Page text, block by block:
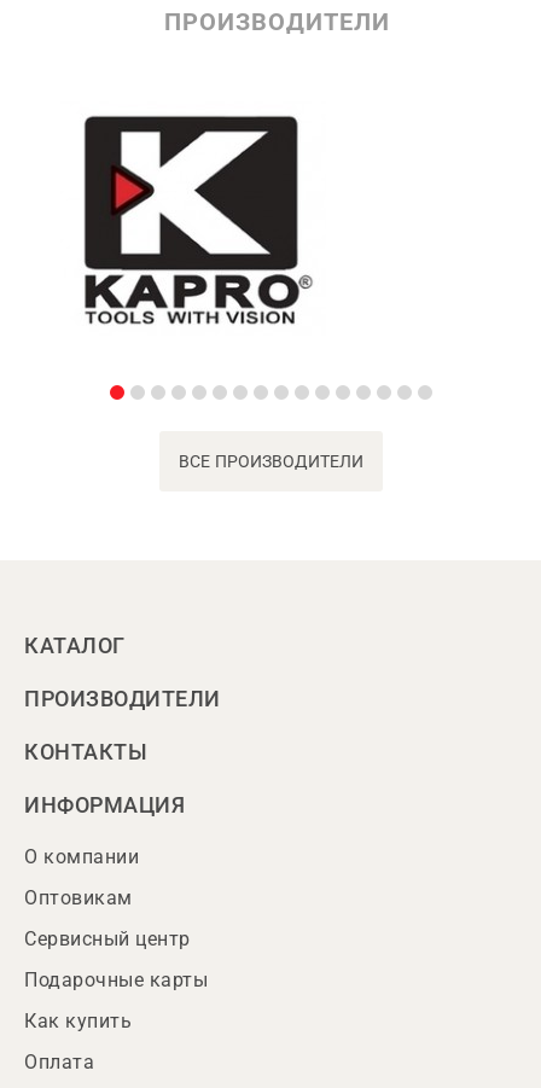
ПРОИЗВОДИТЕЛИ
ВСЕ ПРОИЗВОДИТЕЛИ
КАТАЛОГ
ПРОИЗВОДИТЕЛИ
КОНТАКТЫ
ИНФОРМАЦИЯ
О компании
Оптовикам
Сервисный центр
Подарочные карты
Как купить
Оплата